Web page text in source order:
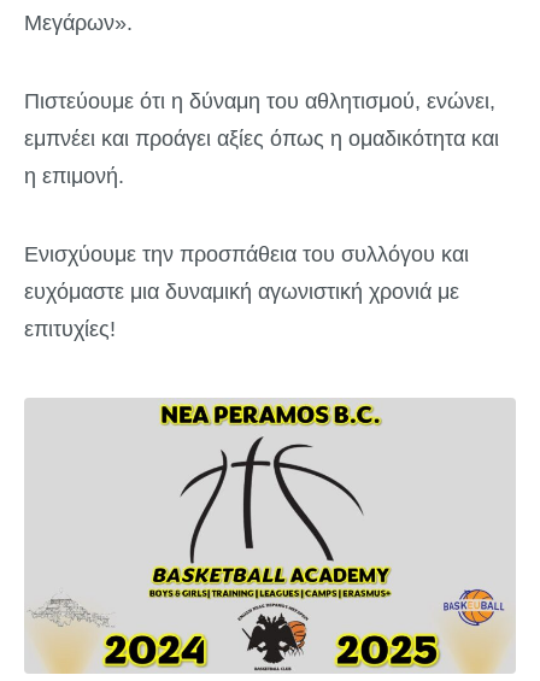
Μεγάρων».
Πιστεύουμε ότι η δύναμη του αθλητισμού, ενώνει,
εμπνέει και προάγει αξίες όπως η ομαδικότητα και
η επιμονή.
Ενισχύουμε την προσπάθεια του συλλόγου και
ευχόμαστε μια δυναμική αγωνιστική χρονιά με
επιτυχίες!